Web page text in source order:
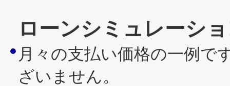
ローンシミュレーシ
月々の支払い価格の一例で
ざいません。